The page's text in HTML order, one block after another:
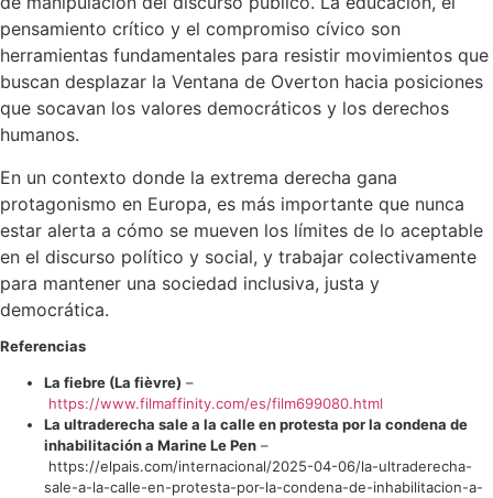
pensamiento crítico y el compromiso cívico son
herramientas fundamentales para resistir movimientos que
buscan desplazar la Ventana de Overton hacia posiciones
que socavan los valores democráticos y los derechos
humanos.
En un contexto donde la extrema derecha gana
protagonismo en Europa, es más importante que nunca
estar alerta a cómo se mueven los límites de lo aceptable
en el discurso político y social, y trabajar colectivamente
para mantener una sociedad inclusiva, justa y
democrática.
Referencias
La fiebre (La fièvre) –
https://www.filmaffinity.com/es/film699080.html
La ultraderecha sale a la calle en protesta por la condena de
inhabilitación a Marine Le Pen –
https://elpais.com/internacional/2025-04-06/la-ultraderecha-
sale-a-la-calle-en-protesta-por-la-condena-de-inhabilitacion-a-